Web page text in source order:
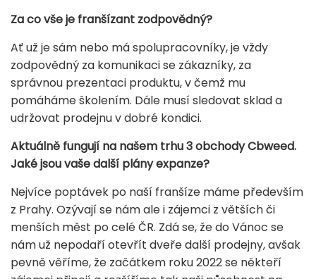
Za co vše je franšízant zodpovědný?
Ať už je sám nebo má spolupracovníky, je vždy
zodpovědný za komunikaci se zákazníky, za
správnou prezentaci produktu, v čemž mu
pomáháme školením. Dále musí sledovat sklad a
udržovat prodejnu v dobré kondici.
Aktuálně fungují na našem trhu 3 obchody Cbweed.
Jaké jsou vaše další plány expanze?
Nejvíce poptávek po naší franšíze máme především
z Prahy. Ozývají se nám ale i zájemci z větších či
menších měst po celé ČR. Zdá se, že do Vánoc se
nám už nepodaří otevřít dveře další prodejny, avšak
pevně věříme, že začátkem roku 2022 se někteří